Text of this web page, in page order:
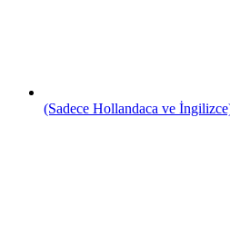
(Sadece Hollandaca ve